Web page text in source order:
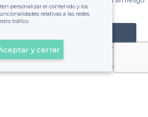
de ver la factura.
mi establecimiento
Ya es cliente
personalizar el contenido y los
relativas a las redes
tráfico.
y cerrar